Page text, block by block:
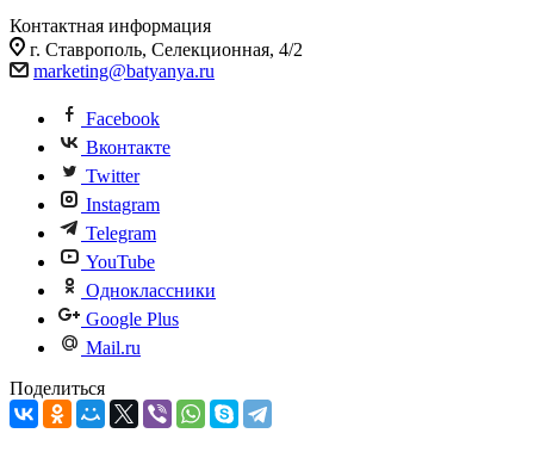
Контактная информация
г. Ставрополь, Селекционная, 4/2
marketing@batyanya.ru
Facebook
Вконтакте
Twitter
Instagram
Telegram
YouTube
Одноклассники
Google Plus
Mail.ru
Поделиться